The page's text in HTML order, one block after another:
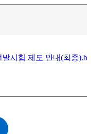
시험 제도 안내(최종